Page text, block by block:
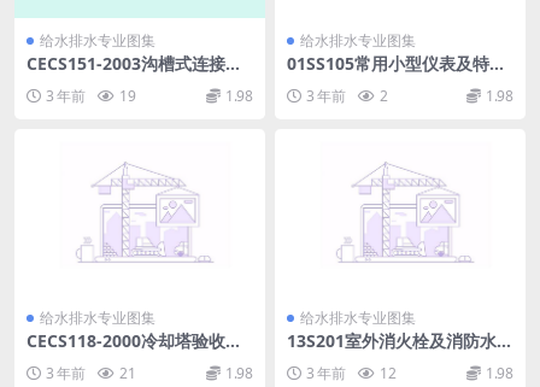
给水排水专业图集
CECS151-2003沟槽式连接管
3 年前 19 1.98
给水排水专业图集
01SS105常用小型仪表及特种
3 年前 2 1.98
给水排水专业图集
CECS118-2000冷却塔验收测
3 年前 21 1.98
给水排水专业图集
13S201室外消火栓及消防水鹤
3 年前 12 1.98